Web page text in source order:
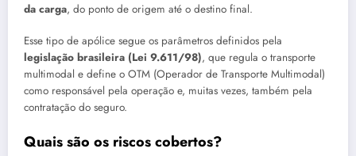
da carga, do ponto de origem até o destino final.
Esse tipo de apólice segue os parâmetros definidos pela
legislação brasileira (Lei 9.611/98), que regula o transporte
multimodal e define o OTM (Operador de Transporte Multimodal)
como responsável pela operação e, muitas vezes, também pela
contratação do seguro.
Quais são os riscos cobertos?